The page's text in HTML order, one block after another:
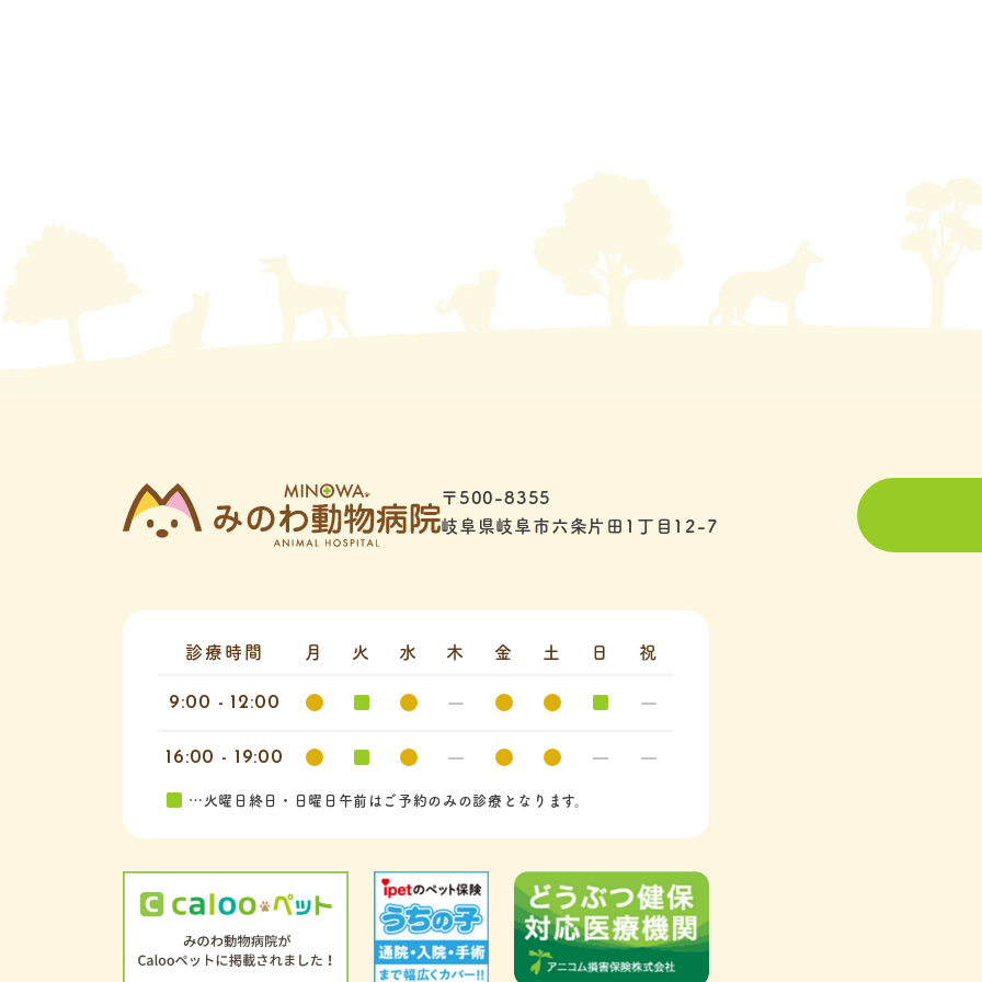
〒500-8355
岐阜県岐阜市六条片田1丁目12-7
診療時間 月 火 水 木 金 土 日 祝
9:00 - 12:00
16:00 - 19:00
…火曜日終日・日曜日午前はご予約のみの診療となります。